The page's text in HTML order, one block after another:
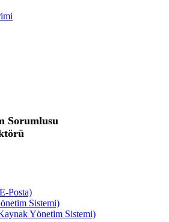
Sorumlusu
Posta)
Sistemi)
Yönetim Sistemi)